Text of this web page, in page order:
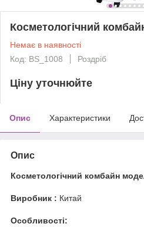
Косметологічний
Немає в наявності
Код: BS_1008
Роздріб
Ціну уточнюйте
Опис Характеристики
Опис
Косметологічний комбайн
Виробник : Китай
Особливості: